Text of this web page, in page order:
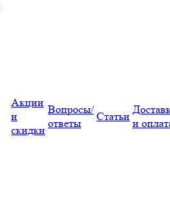
Акции
и
скидки
Вопросы/
ответы
Статьи
и